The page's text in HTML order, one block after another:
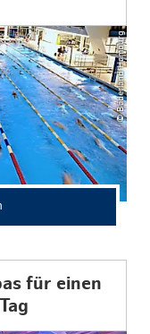
© Bäderland Hamburg
für einen